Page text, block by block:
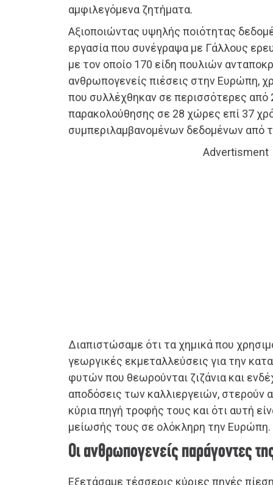
αμφιλεγόμενα ζητήματα.
Αξιοποιώντας υψηλής ποιότητας
εργασία που συνέγραψα με Γάλλους
με τον οποίο 170 είδη πουλιών
ανθρωπογενείς πιέσεις στην Ευρώπη,
που συλλέχθηκαν σε περισσότερες από
παρακολούθησης σε 28 χώρες επί 37
συμπεριλαμβανομένων δεδομένων από
Advertisment
Διαπιστώσαμε ότι τα χημικά που
γεωργικές εκμεταλλεύσεις για την
φυτών που θεωρούνται ζιζάνια και
αποδόσεις των καλλιεργειών, στερούν
κύρια πηγή τροφής τους και ότι αυτή
μείωσής τους σε ολόκληρη την Ευρώπη.
Οι ανθρωπογενείς παράγοντες
Εξετάσαμε τέσσερις κύριες πηγές